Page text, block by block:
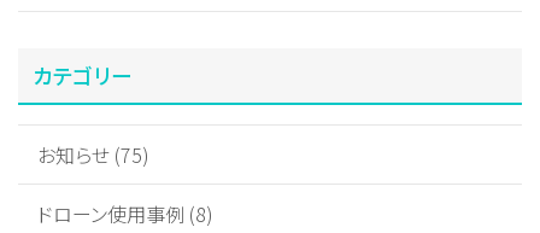
カテゴリー
お知らせ (75)
ドローン使用事例 (8)